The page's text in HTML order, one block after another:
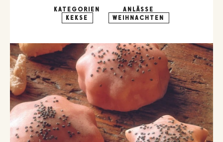
KATEGORIEN
KEKSE
ANLÄSSE
WEIHNACHTEN